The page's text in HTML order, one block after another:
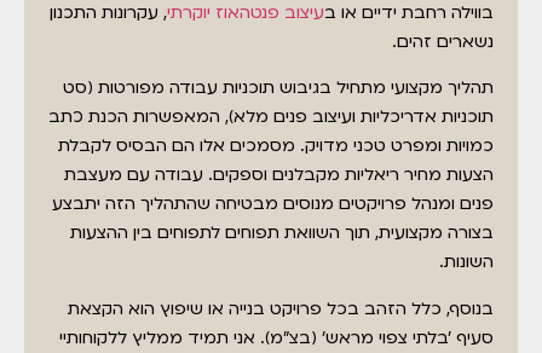
בווילה רחבת ידיים או בעיצוב פנטהאוז יוקרתי, עקרונות התכנון
נשארים זהים.
תהליך מקצועי מתחיל בגיבוש תוכניות עבודה מפורטות (סט
תוכניות אדריכליות ועיצוב פנים מלא), המאפשרות הכנת כתב
כמויות ומפרט טכני מדויק. מסמכים אלו הם הבסיס לקבלת
הצעות מחיר ריאליות מקבלנים וספקים. עבודה עם מעצבת
פנים ומנהל פרויקטים מנוסים מבטיחה שהתהליך הזה יתבצע
בצורה מקצועית, תוך השוואת תפוחים לתפוחים בין ההצעות
השונות.
בנוסף, כלל הזהב בכל פרויקט בנייה או שיפוץ הוא הקצאת
סעיף 'בלתי צפוי מראש' (בצ"מ). אני תמיד ממליץ ללקוחותיי